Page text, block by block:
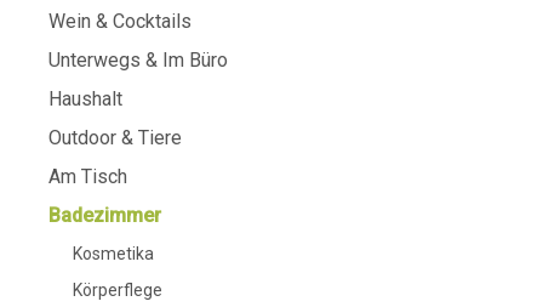
Wein & Cocktails
Unterwegs & Im Büro
Haushalt
Outdoor & Tiere
Am Tisch
Badezimmer
Kosmetika
Körperflege